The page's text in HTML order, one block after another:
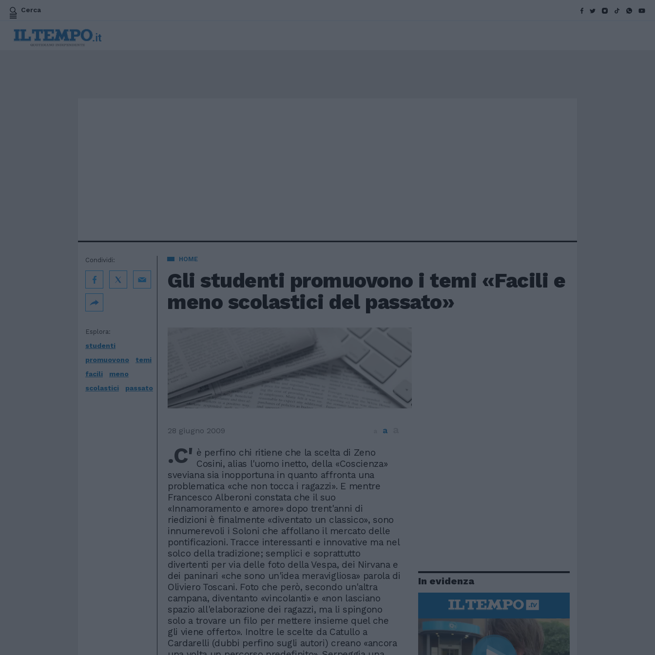
Cerca
HOME
Gli studenti promuovono i temi «Facili e
meno scolastici del passato»
Esplora:
studenti
promuovono
temi
facili
meno
scolastici
passato
Condividi:
28 giugno 2009 a
.C' è perfino chi ritiene che la scelta di Zeno
Cosini, alias l'uomo inetto, della «Coscienza»
sveviana sia inopportuna in quanto affronta una
problematica «che non tocca i ragazzi». E mentre
Francesco Alberoni constata che il suo
«Innamoramento e amore» dopo trent'anni di
riedizioni è finalmente «diventato un classico», sono
innumerevoli i Soloni che affollano il mercato delle
pontificazioni. Tracce interessanti e innovative ma nel
solco della tradizione; semplici e soprattutto
divertenti per via delle foto della Vespa, dei Nirvana e
dei paninari «che sono un'idea meravigliosa» parola di
Oliviero Toscani. Foto che però, secondo un'altra
campana, diventanto «vincolanti» e «non lasciano
spazio all'elaborazione dei ragazzi, ma li spingono
solo a trovare un filo per mettere insieme quel che
gli viene offerto». Inoltre le scelte da Catullo a
Cardarelli (dubbi perfino sugli autori) creano «ancora
In evidenza